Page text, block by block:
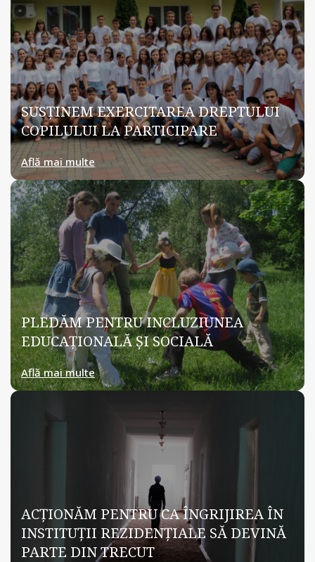
SUSŢINEM EXERCITAREA DREPTULUI
COPILULUI LA PARTICIPARE
Află mai multe
PLEDĂM PENTRU INCLUZIUNEA
EDUCAȚIONALĂ ȘI SOCIALĂ
Află mai multe
ACȚIONĂM PENTRU CA ÎNGRIJIREA ÎN
INSTITUȚII REZIDENȚIALE SĂ DEVINĂ
PARTE DIN TRECUT